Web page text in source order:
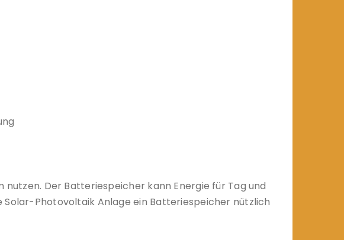
Der Batteriespeicher kann Energie für Tag und
Photovoltaik Anlage ein Batteriespeicher nützlich